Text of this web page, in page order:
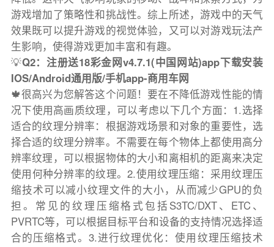
游戏增加了策略性和挑战性。综上所述，游戏中的天气
效果既可以提升游戏的视觉体验，又可以对游戏玩法产
生影响，使得游戏更加丰富和有趣。
💡Q2：注册送18彩金网v4.7.1(中国网站)app下载安装
IOS/Android通用版/手机app-商用车网
🍁很高兴为您解答这个问题！要在不降低游戏性能的情
况下使用高画质纹理，可以考虑以下几个方面：1.选择
适合的纹理分辨率：根据游戏场景和对象的重要性，选
择合适的纹理分辨率。不需要在每个物体上都使用高分
辨率纹理，可以根据物体的大小和离相机的距离来决定
使用何种分辨率的纹理。2.使用纹理压缩：采用纹理压
缩技术可以减小纹理文件的大小，从而减少GPU的负
担。常见的纹理压缩格式包括S3TC/DXT、ETC、
PVRTC等，可以根据目标平台和设备的支持情况选择适
合的压缩格式。3.进行纹理优化：使用纹理压缩技术